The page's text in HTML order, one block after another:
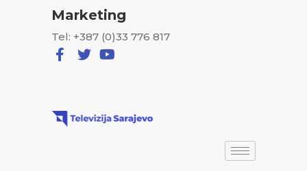
Marketing
Tel: +387 (0)33 776 817